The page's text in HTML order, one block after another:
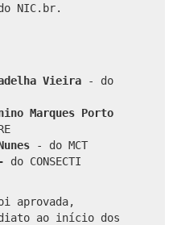
NIC.br.
Vieira - do
Marques Porto
- do MCT
do CONSECTI
aprovada,
ao início dos